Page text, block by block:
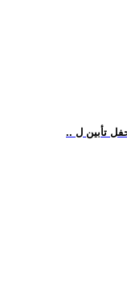
تأبين ل